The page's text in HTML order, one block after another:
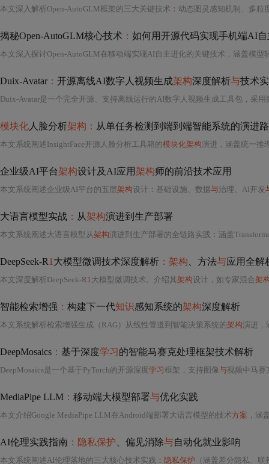
本文深入解析Open-AutoGLM框架的三大关键技术 ： 动态图灵感知机制、多粒
揭秘Open-AutoGLM核心技术 ： 如何用开源代码实现手机端AI
本文深入探讨Open-AutoGLM在移动端实现AI自主进化的关键技术，涵盖模型
Duix-Avatar ： 开源离线AI数字人视频生成架构深度解析与技术
Duix-Avatar是一个完全开源、支持离线运行的AI数字人视频生成工具包，采用
模块化 人脸分析架构： 从单任务检测到端到端智能系统的演进
本文系统阐述InsightFace开源人脸分析工具箱的模块化架构演进，涵盖统一推
企业级AI平台架构设计及AI应用 架构师的前沿技术应用
本文系统阐述企业级AI平台的五层架构设计 ： 基础设施、数据与治理、AI开发
大语言模型实战 ： 从架构演进到生产部署
本文系统阐述大语言模型从架构演进到生产部署的全链路实践 ： 涵盖
DeepSeek-R1 大模型微调技术深度解析 ：架构 、方法与应用全解
本文深度解析DeepSeek-R1大模型微调技术。介绍其架构设计，如专家混合架
智能检索增强 ： 构建下一代知识感知系统的架构深度解析
本文系统解析检索增强生成（RAG）从线性管道到智能决策系统的架构演进，涵盖向量存
DeepMosaics ： 基于深度学习 的智能马赛克处理框架技术解析
DeepMosaics是一个基于PyTorch的开源深度学习框架，支持图像与视频中马赛
MediaPipe LLM ： 移动端大模型部署与优化实践
本文介绍Google MediaPipe LLM在Android端部署大语言模型的技术方案 ，涵
AI伦理实践指南 ：隐私保护 、偏见消除与自动化就业影响
本文系统阐述AI伦理落地的三大核心技术实践 ：隐私保护 （涵盖差分隐私、联